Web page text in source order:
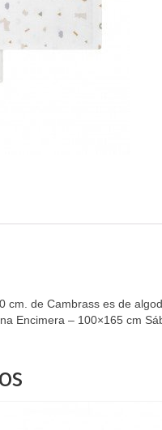
cm. de Cambrass es de
Encimera – 100×165 cm